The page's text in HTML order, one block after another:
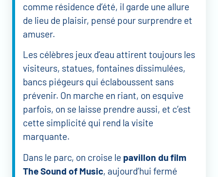
comme résidence d’été, il garde une allure
de lieu de plaisir, pensé pour surprendre et
amuser.
Les célèbres jeux d’eau attirent toujours les
visiteurs, statues, fontaines dissimulées,
bancs piégeurs qui éclaboussent sans
prévenir. On marche en riant, on esquive
parfois, on se laisse prendre aussi, et c’est
cette simplicité qui rend la visite
marquante.
Dans le parc, on croise le pavillon du film
The Sound of Music, aujourd’hui fermé